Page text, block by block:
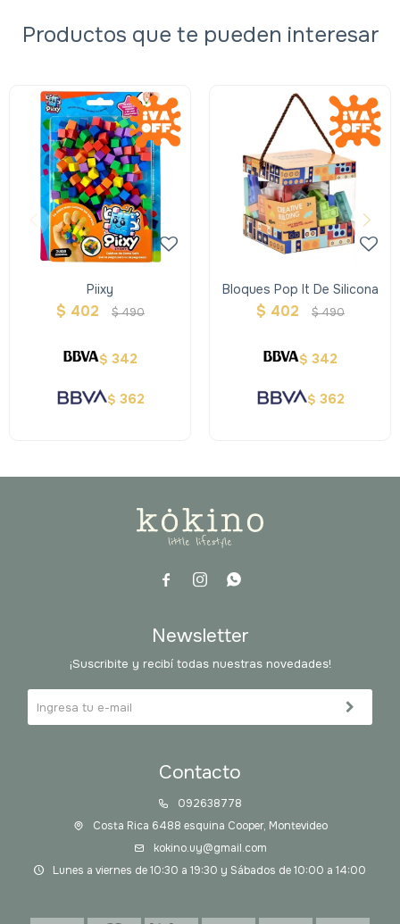
Productos que te pueden interesar
Piixy
$ 402 $490
$ 342
$ 362
Bloques Pop It De Silicona
$ 402 $490
$ 342
$ 362
  
Contacto
092638778
Costa Rica 6488 esquina Cooper, Montevideo
kokino.uy@gmail.com
Lunes a viernes de 10:30 a 19:30 y Sábados de 10:00 a 14:00
Newsletter
¡Suscribite y recibí todas nuestras novedades!